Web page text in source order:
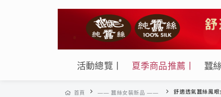
活動總覽丨 夏季商品推薦丨 蠶
首頁 —— 蠶絲女裝新品 —— 舒適透氣蠶絲鳳眼女拼接撞色羅紋